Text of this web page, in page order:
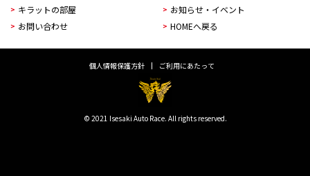
キラットの部屋
お知らせ・イベント
お問い合わせ
HOMEへ戻る
個人情報保護方針 ご利用にあたって
© 2021 Isesaki Auto Race. All rights reserved.